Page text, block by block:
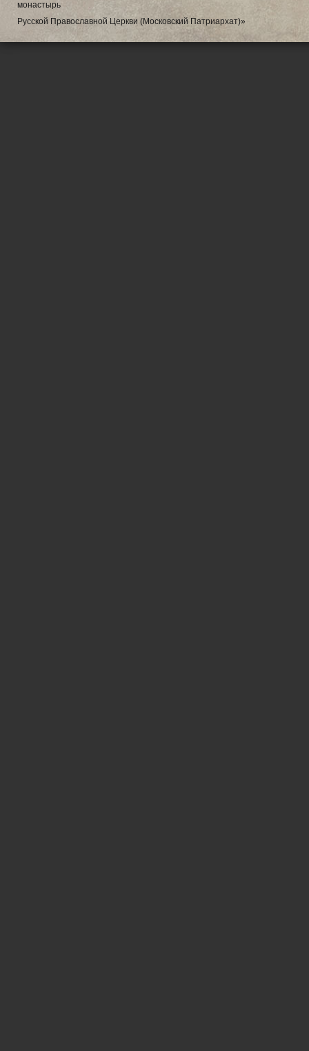
монастырь
Русской Православной Церкви (Московский Патриархат)»